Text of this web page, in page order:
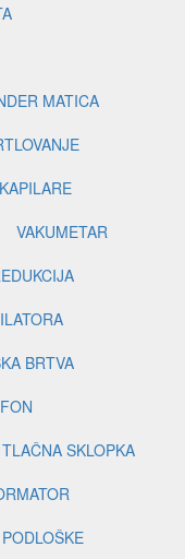
MATICA
VAKUMETAR
BRTVA
TLAČNA SKLOPKA